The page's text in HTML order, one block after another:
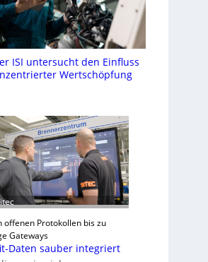
ISI untersucht den Einfluss
Wertschöpfung
offenen Protokollen bis zu
Gateways
Daten sauber integriert